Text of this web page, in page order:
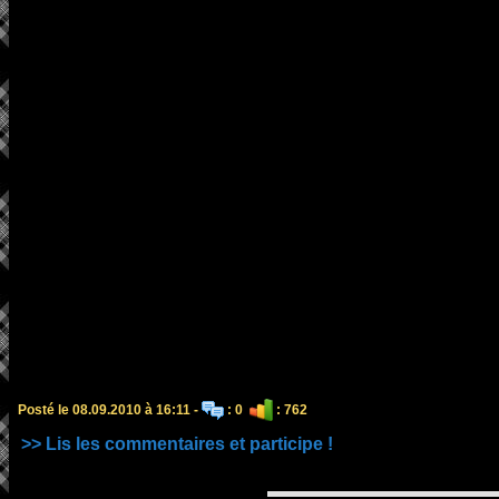
Posté le 08.09.2010 à 16:11 - : 0 : 762
>> Lis les commentaires et participe !